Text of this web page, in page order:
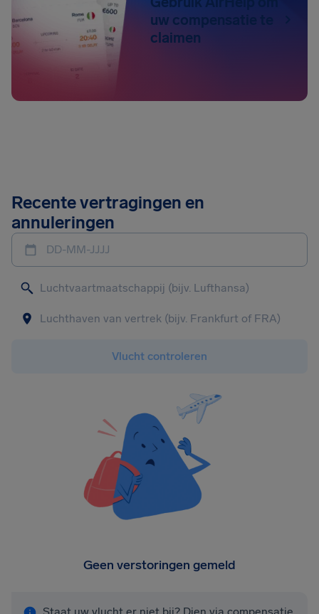
uw compensatie te
claimen
Recente vertragingen en
annuleringen
DD-MM-JJJJ
Vlucht controleren
Geen verstoringen gemeld